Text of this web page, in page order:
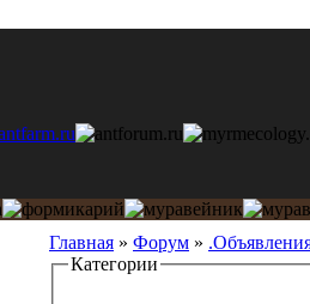
Главная » Форум »
Категории